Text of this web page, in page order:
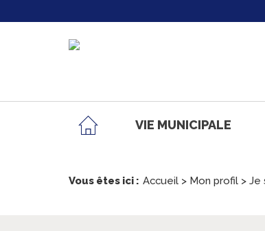
VIE MUNICIPALE
Vous êtes ici : Accueil > Mon profil > Je